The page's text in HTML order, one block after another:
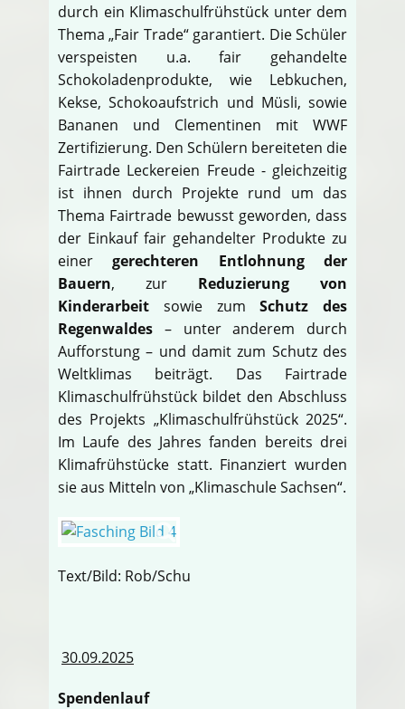
durch ein Klimaschulfrühstück unter dem
Thema „Fair Trade“ garantiert. Die Schüler
verspeisten u.a. fair gehandelte
Schokoladenprodukte, wie Lebkuchen,
Kekse, Schokoaufstrich und Müsli, sowie
Bananen und Clementinen mit WWF
Zertifizierung. Den Schülern bereiteten die
Fairtrade Leckereien Freude - gleichzeitig
ist ihnen durch Projekte rund um das
Thema Fairtrade bewusst geworden, dass
der Einkauf fair gehandelter Produkte zu
einergerechteren Entlohnung der
Bauern, zur Reduzierung von
Kinderarbeit sowie zumSchutz des
Regenwaldes – unter anderem durch
Aufforstung – und damit zum Schutz des
Weltklimas beiträgt. Das Fairtrade
Klimaschulfrühstück bildet den Abschluss
des Projekts „Klimaschulfrühstück 2025“.
Im Laufe des Jahres fanden bereits drei
Klimafrühstücke statt. Finanziert wurden
sie aus Mitteln von „Klimaschule Sachsen“.
Text/Bild: Rob/Schu
30.09.2025
Spendenlauf